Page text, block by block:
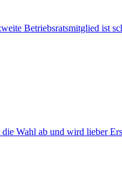
Betriebsratsmitglied ist
Wahl ab und wird lieber